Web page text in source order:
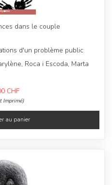
dans le couple
d'un problème public
Roca i Escoda, Marta
CHF
Imprimé)
au panier